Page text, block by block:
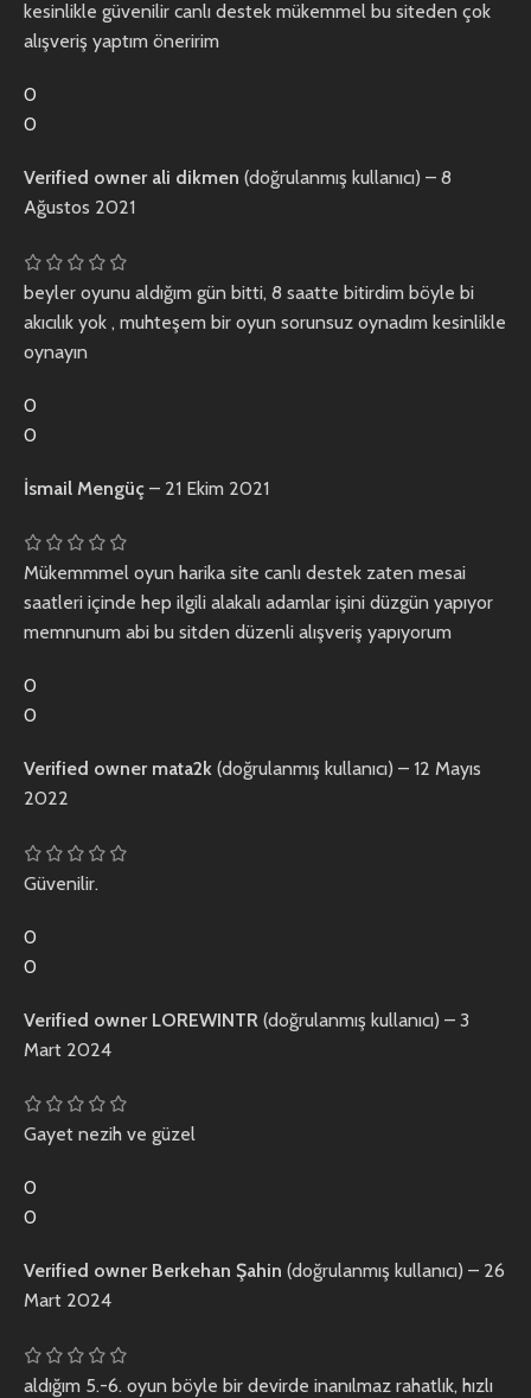
kesinlikle güvenilir canlı destek mükemmel bu siteden çok
alışveriş yaptım öneririm
0
0
Verified owner ali dikmen (doğrulanmış kullanıcı) – 8
Ağustos 2021
beyler oyunu aldığım gün bitti, 8 saatte bitirdim böyle bi
akıcılık yok , muhteşem bir oyun sorunsuz oynadım kesinlikle
oynayın
0
0
İsmail Mengüç – 21 Ekim 2021
Mükemmmel oyun harika site canlı destek zaten mesai
saatleri içinde hep ilgili alakalı adamlar işini düzgün yapıyor
memnunum abi bu sitden düzenli alışveriş yapıyorum
0
0
Verified owner mata2k (doğrulanmış kullanıcı) – 12 Mayıs
2022
Güvenilir.
0
0
Verified owner LOREWINTR (doğrulanmış kullanıcı) – 3
Mart 2024
Gayet nezih ve güzel
0
0
Verified owner Berkehan Şahin (doğrulanmış kullanıcı) – 26
Mart 2024
aldığım 5.-6. oyun böyle bir devirde inanılmaz rahatlık, hızlı